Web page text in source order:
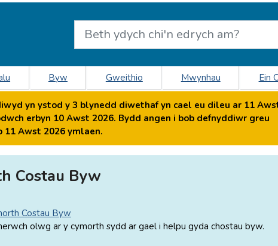
Byw Gweithio Mwynhau Ein
yn ystod y 3 blynedd diwethaf yn cael eu dileu ar 11
erbyn 10 Awst 2026. Bydd angen i bob defnyddiwr greu
11 Awst 2026 ymlaen.
Costau Byw
Costau Byw
olwg ar y cymorth sydd ar gael i helpu gyda chostau byw.